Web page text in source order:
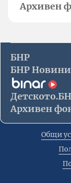
Архивен
БНР
БНР Новини
Архивен
Общи